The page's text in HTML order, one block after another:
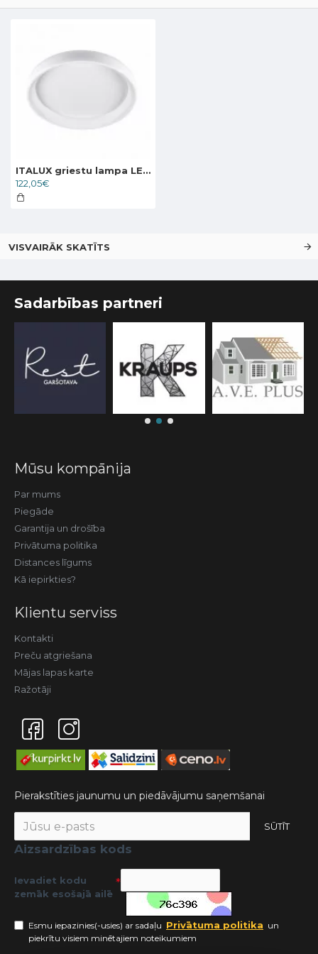
ITALUX griestu lampa LED, 32W, 4000K, 1760lm, Alessia 5280-832RC-WH-4
122,05€
VISVAIRĀK SKATĪTS
Sadarbības partneri
Mūsu kompānija
Par mums
Piegāde
Garantija un drošība
Privātuma politika
Distances līgums
Kā iepirkties?
Klientu serviss
Kontakti
Preču atgriešana
Mājas lapas karte
Ražotāji
Pierakstīties jaunumu un piedāvājumu saņemšanai
SŪTĪT
Aizsardzības kods
Ievadiet kodu
zemāk esošajā ailē
Esmu iepazinies(-usies) ar sadaļu Privātuma politika un
piekrītu visiem minētajiem noteikumiem